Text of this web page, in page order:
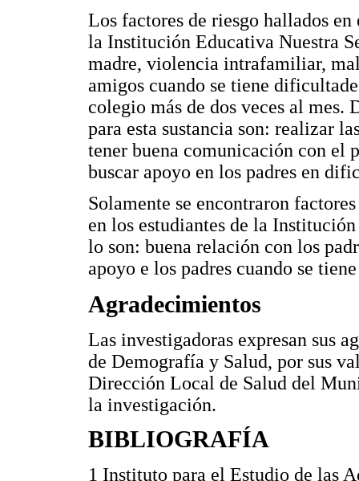
Los factores de riesgo hallados en
la Institución Educativa Nuestra
madre, violencia intrafamiliar,
amigos cuando se tiene
colegio más de dos veces al mes.
para esta sustancia son: realizar
tener buena comunicación con el
buscar apoyo en los padres en
Solamente se encontraron
en los estudiantes de la
lo son: buena relación con los
apoyo e los padres cuando se
Agradecimientos
Las investigadoras expresan sus
de Demografía y Salud, por sus
Dirección Local de Salud del
la investigación.
BIBLIOGRAFÍA
1 Instituto para el Estudio de las